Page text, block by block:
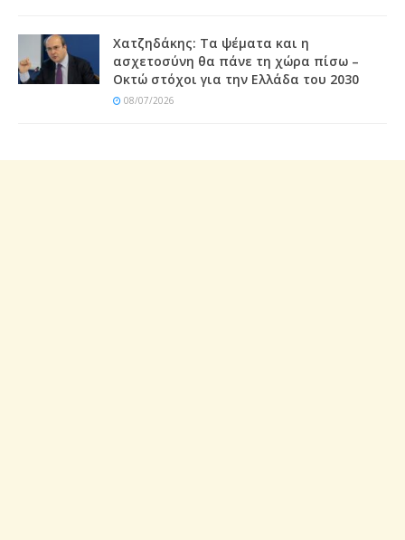
Χατζηδάκης: Τα ψέματα και η
ασχετοσύνη θα πάνε τη χώρα πίσω –
Οκτώ στόχοι για την Ελλάδα του 2030
08/07/2026